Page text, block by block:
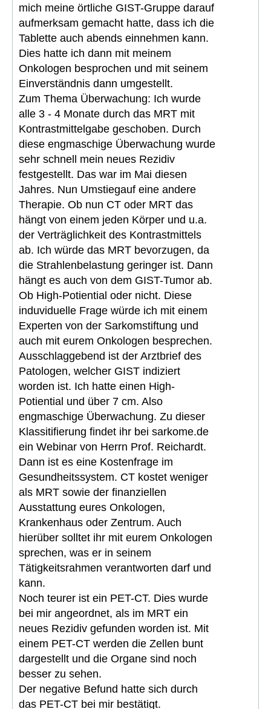
mich meine örtliche GIST-Gruppe darauf
aufmerksam gemacht hatte, dass ich die
Tablette auch abends einnehmen kann.
Dies hatte ich dann mit meinem
Onkologen besprochen und mit seinem
Einverständnis dann umgestellt.
Zum Thema Überwachung: Ich wurde
alle 3 - 4 Monate durch das MRT mit
Kontrastmittelgabe geschoben. Durch
diese engmaschige Überwachung wurde
sehr schnell mein neues Rezidiv
festgestellt. Das war im Mai diesen
Jahres. Nun Umstiegauf eine andere
Therapie. Ob nun CT oder MRT das
hängt von einem jeden Körper und u.a.
der Verträglichkeit des Kontrastmittels
ab. Ich würde das MRT bevorzugen, da
die Strahlenbelastung geringer ist. Dann
hängt es auch von dem GIST-Tumor ab.
Ob High-Potiential oder nicht. Diese
induviduelle Frage würde ich mit einem
Experten von der Sarkomstiftung und
auch mit eurem Onkologen besprechen.
Ausschlaggebend ist der Arztbrief des
Patologen, welcher GIST indiziert
worden ist. Ich hatte einen High-
Potiential und über 7 cm. Also
engmaschige Überwachung. Zu dieser
Klassitifierung findet ihr bei sarkome.de
ein Webinar von Herrn Prof. Reichardt.
Dann ist es eine Kostenfrage im
Gesundheitssystem. CT kostet weniger
als MRT sowie der finanziellen
Ausstattung eures Onkologen,
Krankenhaus oder Zentrum. Auch
hierüber solltet ihr mit eurem Onkologen
sprechen, was er in seinem
Tätigkeitsrahmen verantworten darf und
kann.
Noch teurer ist ein PET-CT. Dies wurde
bei mir angeordnet, als im MRT ein
neues Rezidiv gefunden worden ist. Mit
einem PET-CT werden die Zellen bunt
dargestellt und die Organe sind noch
besser zu sehen.
Der negative Befund hatte sich durch
das PET-CT bei mir bestätigt.